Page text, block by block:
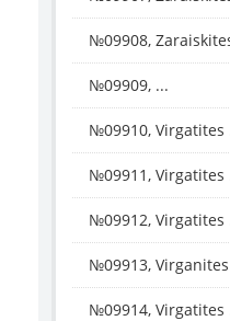
№09908,
№09909, ...
№09910, Virgatites
№09911, Virgatites
№09912, Virgatites
№09913,
№09914, Virgatites